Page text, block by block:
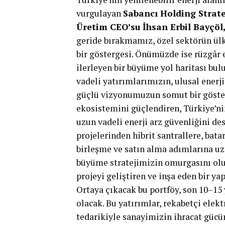
vurgulayan Sabancı Holding
Üretim CEO’su İhsan Erbil Bayçöl,
geride bırakmamız, özel sektörün
bir göstergesi. Önümüzde ise rüzgâr
ilerleyen bir büyüme yol haritası
vadeli yatırımlarımızın, ulusal
güçlü vizyonumuzun somut bir
ekosistemini güçlendiren,
uzun vadeli enerji arz güvenliğini
projelerinden hibrit santrallere,
birleşme ve satın alma adımlarına
büyüme stratejimizin omurgasını
projeyi geliştiren ve inşa eden bir
Ortaya çıkacak bu portföy, son
olacak. Bu yatırımlar, rekabetçi
tedarikiyle sanayimizin ihracat